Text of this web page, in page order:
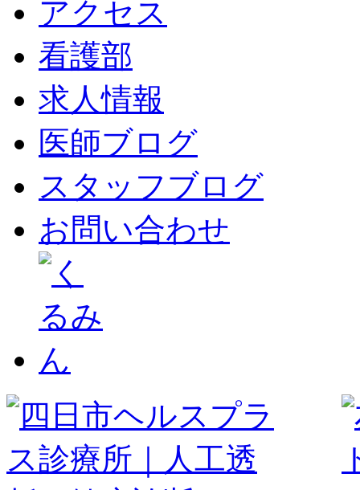
アクセス
看護部
求人情報
医師ブログ
スタッフブログ
お問い合わせ